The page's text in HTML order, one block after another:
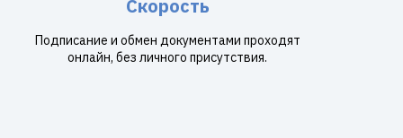
Скорость
Подписание и обмен документами проходят
онлайн, без личного присутствия.